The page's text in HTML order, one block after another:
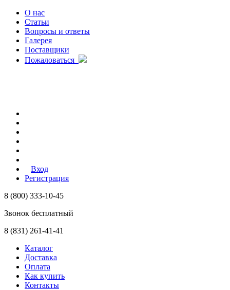
О нас
Статьи
Вопросы и ответы
Галерея
Поставщики
Пожаловаться
Вход
Регистрация
8 (800) 333-10-45
Звонок бесплатный
8 (831) 261-41-41
Каталог
Доставка
Оплата
Как купить
Контакты